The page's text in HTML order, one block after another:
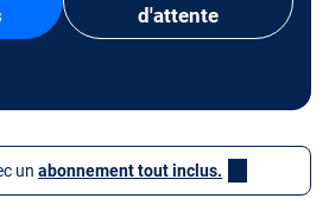
d'attente
un abonnement tout inclus.